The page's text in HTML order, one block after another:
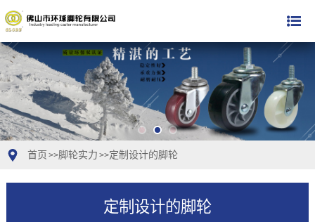
首页 >>脚轮实力 >>定制设计的脚轮
定制设计的脚轮